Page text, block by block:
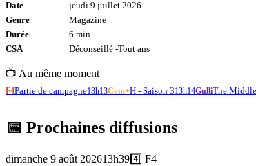
Date
jeudi 9 juillet 2026
Genre
Magazine
Durée
6 min
CSA
Déconseillé -Tout ans
📺 Au même moment
F4Partie de campagne13h13Com+H - Saison 313h14GulliThe Middle
📅 Prochaines diffusions
dimanche 9 août 202613h394️⃣ F4